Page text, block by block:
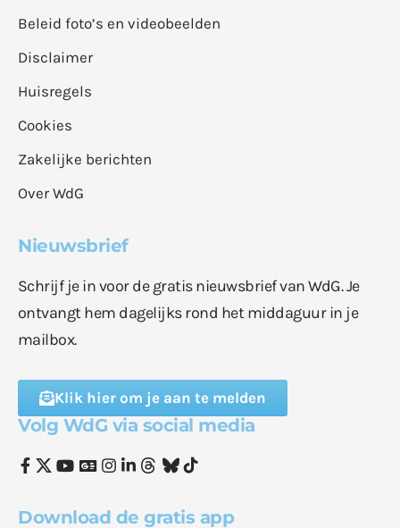
Beleid foto’s en videobeelden
Disclaimer
Huisregels
Cookies
Zakelijke berichten
Over WdG
Nieuwsbrief
Schrijf je in voor de gratis nieuwsbrief van WdG. Je
ontvangt hem dagelijks rond het middaguur in je
mailbox.
Klik hier om je aan te melden
Volg WdG via social media
Download de gratis app